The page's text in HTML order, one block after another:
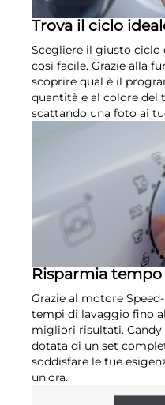
Trova il ciclo
Scegliere il giusto
così facile. Grazie alla
scoprire qual è il
quantità e al colore del
scattando una foto ai
Risparmia
Grazie al motore
tempi di lavaggio fino
migliori risultati.
dotata di un set
soddisfare le tue
un'ora.